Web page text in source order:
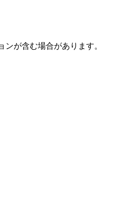
が含む場合があります。